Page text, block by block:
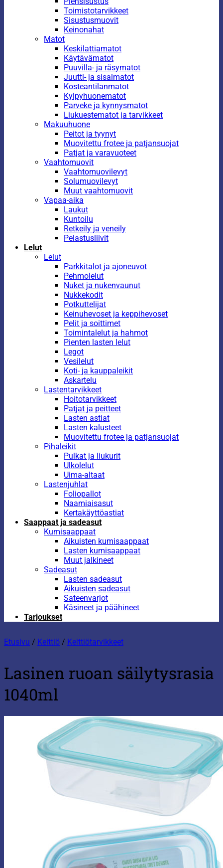
Toimistotarvikkeet
Sisustusmuovit
Keinonahat
Matot
Keskilattiamatot
Käytävämatot
Puuvilla- ja räsymatot
Juutti- ja sisalmatot
Kosteantilanmatot
Kylpyhuonematot
Parveke ja kynnysmatot
Liukuestematot ja tarvikkeet
Makuuhuone
Peitot ja tyynyt
Muovitettu frotee ja patjansuojat
Patjat ja varavuoteet
Vaahtomuovit
Vaahtomuovilevyt
Solumuovilevyt
Muut vaahtomuovit
Vapaa-aika
Laukut
Kuntoilu
Retkeily ja veneily
Pelastusliivit
Lelut
Lelut
Parkkitalot ja ajoneuvot
Pehmolelut
Nuket ja nukenvaunut
Nukkekodit
Potkuttelijat
Keinuhevoset ja keppihevoset
Pelit ja soittimet
Toimintalelut ja hahmot
Pienten lasten lelut
Legot
Vesilelut
Koti- ja kauppaleikit
Askartelu
Lastentarvikkeet
Hoitotarvikkeet
Patjat ja peitteet
Lasten astiat
Lasten kalusteet
Muovitettu frotee ja patjansuojat
Pihaleikit
Pulkat ja liukurit
Ulkolelut
Uima-altaat
Lastenjuhlat
Foliopallot
Naamiaisasut
Kertakäyttöastiat
Saappaat ja sadeasut
Kumisaappaat
Aikuisten kumisaappaat
Lasten kumisaappaat
Muut jalkineet
Sadeasut
Lasten sadeasut
Aikuisten sadeasut
Sateenvarjot
Käsineet ja päähineet
Tarjoukset
Etusivu / Keittiö / Keittiötarvikkeet
Lasinen ruoan säilytysrasia
1040ml